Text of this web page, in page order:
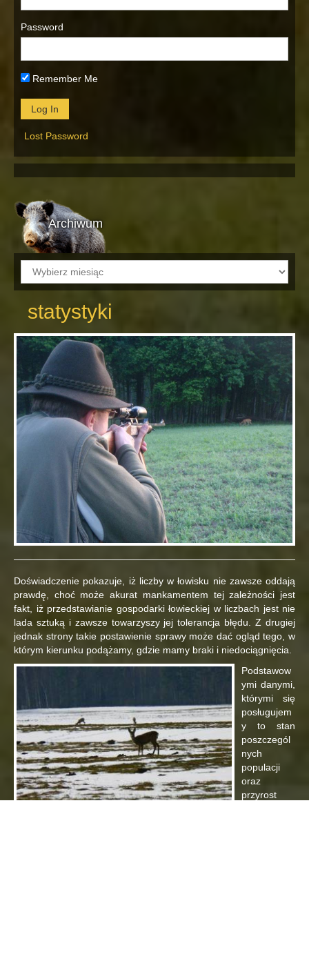
Password
Remember Me
Lost Password
Archiwum
Archiwum
statystyki
Doświadczenie pokazuje, iż liczby w łowisku nie zawsze oddają
prawdę, choć może akurat mankamentem tej zależności jest
fakt, iż przedstawianie gospodarki łowieckiej w liczbach jest nie
lada sztuką i zawsze towarzyszy jej tolerancja błędu. Z drugiej
jednak strony takie postawienie sprawy może dać ogląd tego, w
którym kierunku podążamy, gdzie mamy braki i niedociągnięcia.
Podstawow
ymi danymi,
którymi się
posługujem
y to stan
poszczegól
nych
populacji
oraz
przyrost